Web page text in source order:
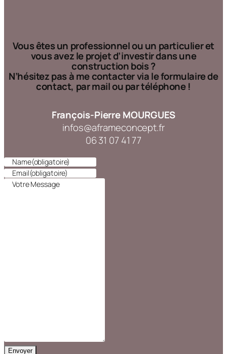
Vous êtes un professionnel ou un particulier et
vous avez le projet d’investir dans une
construction bois ?
N’hésitez pas à me contacter via le formulaire de
François-PierreMOURGUES
infos@aframeconcept.fr
Name(obligatoire)
Email(obligatoire)